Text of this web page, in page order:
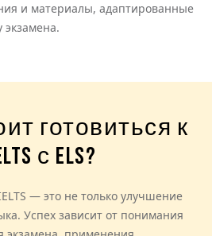
и материалы, адаптированные
готовиться к
с ELS?
— это не только улучшение
Успех зависит от понимания